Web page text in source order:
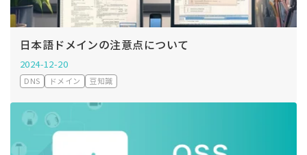
日本語ドメインの注意点について
2024-12-20
DNS ドメイン 豆知識